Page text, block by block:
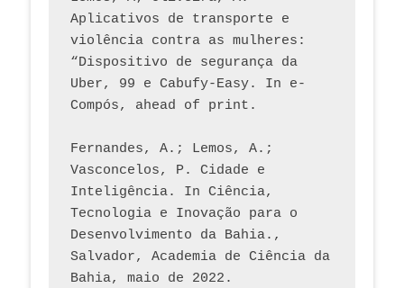
Aplicativos de transporte e
violência contra as mulheres:
“Dispositivo de segurança da
Uber, 99 e Cabufy-Easy. In e-
Compós, ahead of print.
Fernandes, A.; Lemos, A.;
Vasconcelos, P. Cidade e
Inteligência. In Ciência,
Tecnologia e Inovação para o
Desenvolvimento da Bahia.,
Salvador, Academia de Ciência da
Bahia, maio de 2022.